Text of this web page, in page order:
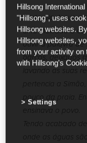
Certo dia Jesus
uma multidão o
ouvir a palavra de
barcos, deixados
lavando as suas
pertencia a
pouco da praia.
ensinava o povo.
Tendo acabado
onde as águas
Hillsong
"Hillsong", uses
Hillsong websites.
Hillsong websites,
from your activity on
with Hillsong's
Settings